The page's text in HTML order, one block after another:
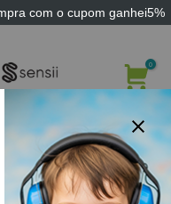
com o cupom ganhei5%
Step-on AFO
do Pé